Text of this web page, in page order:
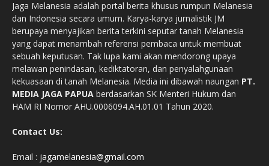
Jaga Melanesia adalah portal berita khusus rumpun Melanesia
dan Indonesia secara umum. Karya-karya jurnalistik JM
berupaya menyajikan berita terkini seputar tanah Melanesia
yang dapat menambah referensi pembaca untuk membuat
sebuah keputusan. Tak lupa kami akan mendorong upaya
melawan penindasan, kediktatoran, dan penyalahgunaan
kekuasaan di tanah Melanesia. Media ini dibawah naungan PT.
MEDIA JAGA PAPUA berdasarkan SK Menteri Hukum dan
HAM RI Nomor AHU.0006094.AH.01.01 Tahun 2020.
Contact Us:
Email : jagamelanesia@gmail.com